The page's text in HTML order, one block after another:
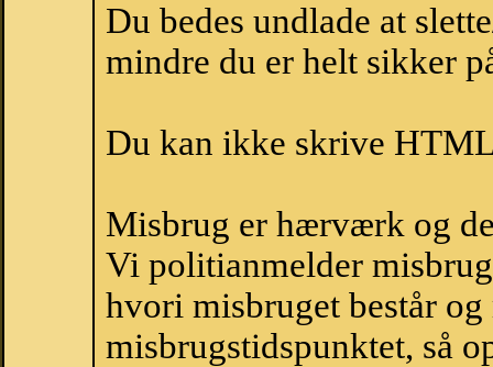
Du bedes undlade at
mindre du er helt sikker
Du kan ikke skrive
Misbrug er hærværk og
Vi politianmelder
hvori misbruget består
misbrugstidspunktet, så